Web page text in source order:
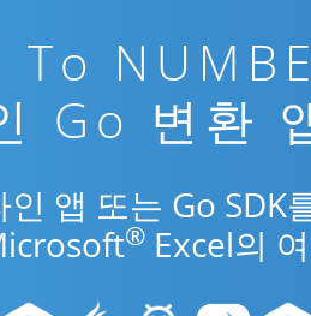
To
Go 변환
앱 또는 Go SDK
® Excel의